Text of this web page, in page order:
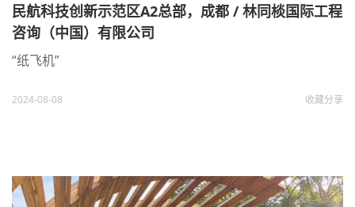
民航科技创新示范区A2总部，成都 / 林同棪国际工程
咨询（中国）有限公司
“纸飞机”
2024-08-08 收藏分享